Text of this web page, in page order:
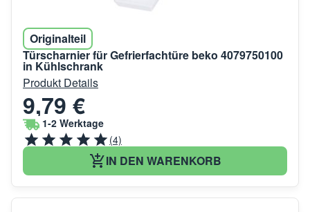
Originalteil
Türscharnier für Gefrierfachtüre beko 4079750100
in Kühlschrank
Produkt Details
9,79 €
1-2 Werktage
(4)
IN DEN WARENKORB